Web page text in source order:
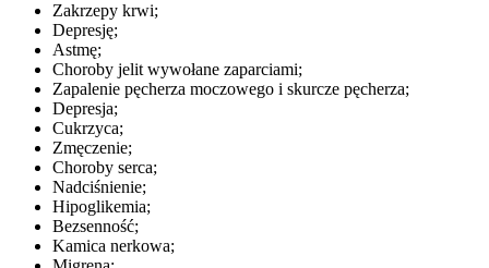
Zakrzepy krwi;
Depresję;
Astmę;
Choroby jelit wywołane zaparciami;
Zapalenie pęcherza moczowego i skurcze pęcherza;
Depresja;
Cukrzyca;
Zmęczenie;
Choroby serca;
Nadciśnienie;
Hipoglikemia;
Bezsenność;
Kamica nerkowa;